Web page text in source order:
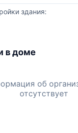
здания:
в доме
об
отсутствует